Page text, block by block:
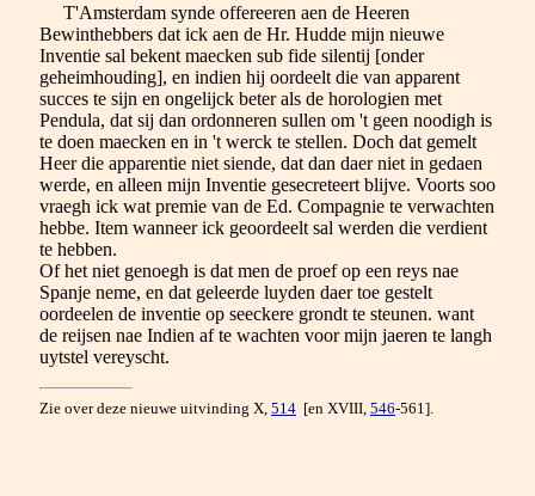
T'Amsterdam synde offereeren aen de Heeren
Bewinthebbers dat ick aen de Hr. Hudde mijn nieuwe
Inventie sal bekent maecken sub fide silentij [onder
geheimhouding], en indien hij oordeelt die van apparent
succes te sijn en ongelijck beter als de horologien met
Pendula, dat sij dan ordonneren sullen om 't geen noodigh is
te doen maecken en in 't werck te stellen. Doch dat gemelt
Heer die apparentie niet siende, dat dan daer niet in gedaen
werde, en alleen mijn Inventie gesecreteert blijve. Voorts soo
vraegh ick wat premie van de Ed. Compagnie te verwachten
hebbe. Item wanneer ick geoordeelt sal werden die verdient
te hebben.
Of het niet genoegh is dat men de proef op een reys nae
Spanje neme, en dat geleerde luyden daer toe gestelt
oordeelen de inventie op seeckere grondt te steunen. want
de reijsen nae Indien af te wachten voor mijn jaeren te langh
uytstel vereyscht.
Zie over deze nieuwe uitvinding X, 514 [en XVIII, 546-561].